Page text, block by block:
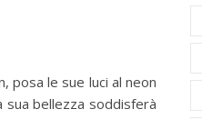
posa le sue luci al neon
sua bellezza soddisferà